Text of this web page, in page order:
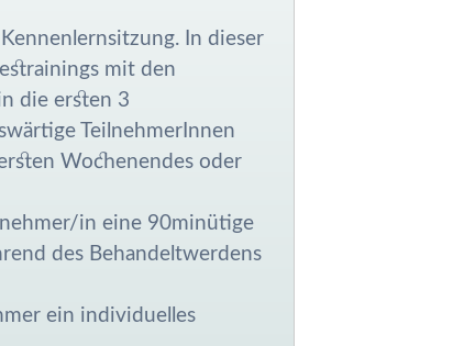
In dieser
mit den
die ersten 3
TeilnehmerInnen
Wochenendes oder
in eine 90minütige
des Behandeltwerdens
ein individuelles